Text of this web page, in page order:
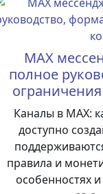
MAX
полное
Каналы в MAX:
доступно
правила и
особенностях